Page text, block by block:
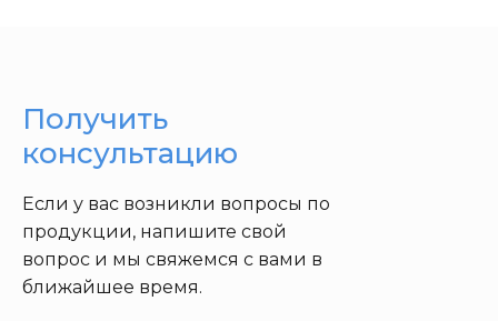
Если у вас возникли вопросы по
продукции, напишите свой
вопрос и мы свяжемся с вами в
ближайшее время.
Получить
консультацию